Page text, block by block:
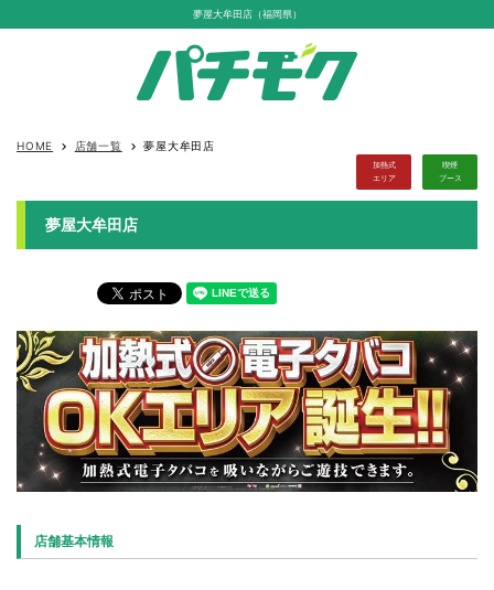
夢屋大牟田店（福岡県）
HOME keyboard_arrow_right 店舗一覧 keyboard_arrow_right 夢屋大牟田店
加熱式
エリア
喫煙
ブース
夢屋大牟田店
店舗基本情報